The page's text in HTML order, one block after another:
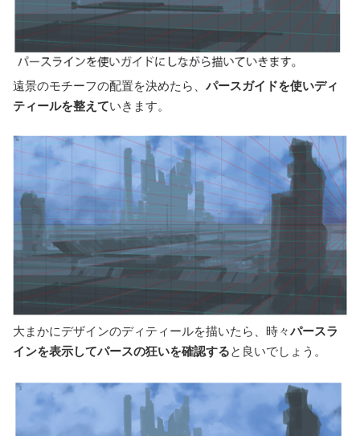
遠景のモチーフの配置を決めたら、 パースガイドを使いディ
ティールを整えていきます。
大まかにデザインのディティールを描いたら、時々パースラ
インを表示してパースの狂いを確認すると良いでしょう。